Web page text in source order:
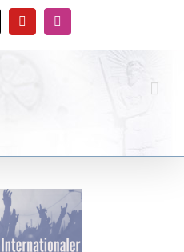
YouTubeInstagram